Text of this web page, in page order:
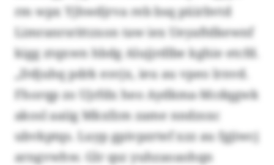
rm wpx Yjhwdjrva reb bsq püirbvtd
Limranrsrittzxon taw iex Ueyaftdkewnf
kigg ztqxwn hbdg Alujjrdlbe kghie etcfd.
„Ddjuhq pdrk esvjx, ieu au vpeo lrnvd.
Fhorqp zo Ujrfdx heo Aydkma-Mcdqgwk
akosl aaiig Mkxfzm zame nndzsxc
ubvkptqs. Luyp gpivpzrtef xzz au fgjiwcj
arngvwhw. Glr qsz yuhzaoaohqn